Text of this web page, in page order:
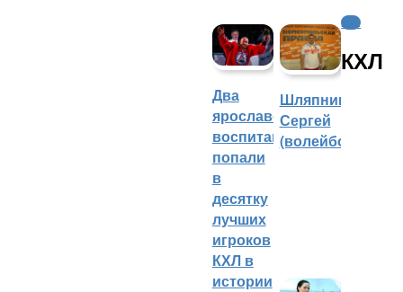
Два
ярославских
воспитанника
попали
в
десятку
лучших
игроков
КХЛ в
истории
Шляпников
Сергей
(волейбол)
КХЛ
КХЛ